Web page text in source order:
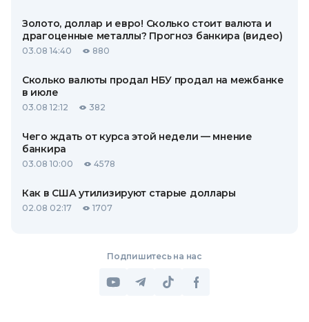
Золото, доллар и евро! Сколько стоит валюта и
драгоценные металлы? Прогноз банкира (видео)
03.08 14:40 880
Сколько валюты продал НБУ продал на межбанке
в июле
03.08 12:12 382
Чего ждать от курса этой недели — мнение
банкира
03.08 10:00 4578
Как в США утилизируют старые доллары
02.08 02:17 1707
Подпишитесь на нас